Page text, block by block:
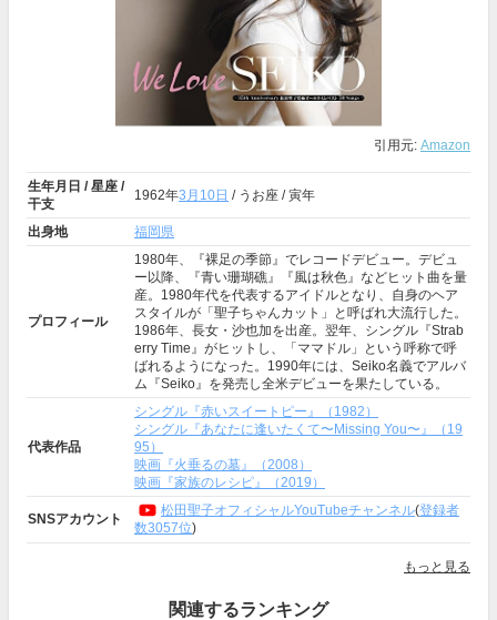
引用元: Amazon
生年月日 / 星座 /
干支
1962年3月10日 / うお座 / 寅年
出身地 福岡県
プロフィール
1980年、『裸足の季節』でレコードデビュー。デビュ
ー以降、『青い珊瑚礁』『風は秋色』などヒット曲を量
産。1980年代を代表するアイドルとなり、自身のヘア
スタイルが「聖子ちゃんカット」と呼ばれ大流行した。
1986年、長女・沙也加を出産。翌年、シングル『Strab
erry Time』がヒットし、「ママドル」という呼称で呼
ばれるようになった。1990年には、Seiko名義でアルバ
ム『Seiko』を発売し全米デビューを果たしている。
代表作品
シングル『赤いスイートピー』（1982）
シングル『あなたに逢いたくて〜Missing You〜』（19
95）
映画『火垂るの墓』（2008）
映画『家族のレシピ』（2019）
SNSアカウント
松田聖子オフィシャルYouTubeチャンネル(登録者
数3057位)
もっと見る
関連するランキング